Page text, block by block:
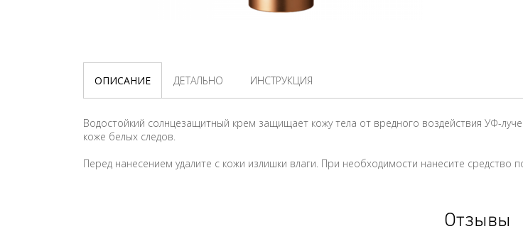
ОПИСАНИЕ ДЕТАЛЬНО ИНСТРУКЦИЯ
Водостойкий солнцезащитный крем защищает кожу тела от вредного воздействия УФ-
коже белых следов.
Перед нанесением удалите с кожи излишки влаги. При необходимости нанесите средство
Отзывы